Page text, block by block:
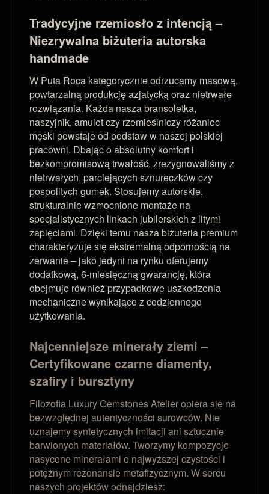
Tradycyjne rzemiosło z intencją –
Niezrywalna biżuteria autorska
handmade
W Puta Roca kategorycznie odrzucamy masową,
powtarzalną produkcję azjatycką oraz nietrwałe
rozwiązania. Każda nasza bransoletka,
naszyjnik, amulet czy rzemieślniczy różaniec
męski powstaje od podstaw w naszej polskiej
pracowni. Dbając o absolutny komfort i
bezkompromisową trwałość, zrezygnowaliśmy z
nietrwałych, parciejących sznureczków czy
pospolitych gumek. Stosujemy autorskie,
strukturalnie wzmocnione montaże na
specjalistycznych linkach jubilerskich z litymi
zapięciami. Dzięki temu nasza biżuteria premium
charakteryzuje się ekstremalną odpornością na
zerwanie – jako jedyni na rynku oferujemy
dodatkową, 6-miesięczną gwarancję, która
obejmuje również przypadkowe uszkodzenia
mechaniczne wynikające z codziennego
użytkowania.
Najcenniejsze minerały ziemi –
Certyfikowane czarne diamenty,
szafiry i bursztyny
Filozofia Luxury Gemstones Atelier opiera się na
bezwzględnej autentyczności surowców. Nie
uznajemy syntetycznych imitacji ani sztucznie
barwionych materiałów. Tworzymy kompozycje
nasycone minerałami o najwyższej czystości i
potężnym rezonansie metafizycznym. W sercu
naszych projektów odnajdziesz: